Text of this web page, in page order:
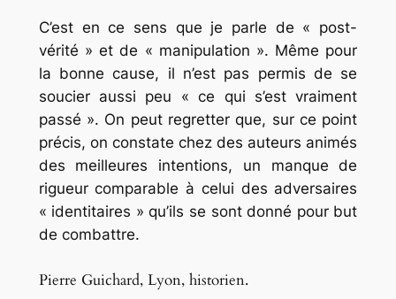
C’est en ce sens que je parle de « post-
vérité » et de « manipulation ». Même pour
la bonne cause, il n’est pas permis de se
soucier aussi peu « ce qui s’est vraiment
passé ». On peut regretter que, sur ce point
précis, on constate chez des auteurs animés
des meilleures intentions, un manque de
rigueur comparable à celui des adversaires
« identitaires » qu’ils se sont donné pour but
de combattre.
Pierre Guichard, Lyon, historien.